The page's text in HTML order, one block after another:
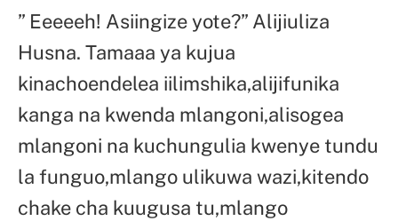
” Eeeeeh! Asiingize yote?” Alijiuliza
Husna. Tamaaa ya kujua
kinachoendelea iilimshika,alijifunika
kanga na kwenda mlangoni,alisogea
mlangoni na kuchungulia kwenye tundu
la funguo,mlango ulikuwa wazi,kitendo
chake cha kuugusa tu,mlango